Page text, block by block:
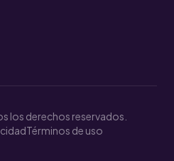
los derechos reservados.
Términos de uso